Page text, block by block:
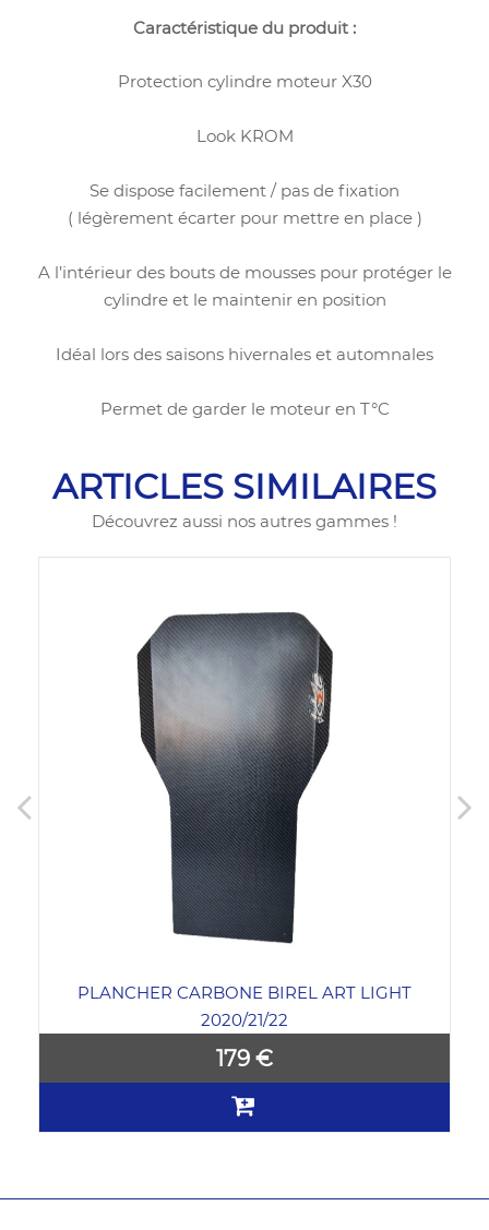
Caractéristique du produit :
Protection cylindre moteur X30
Look KROM
Se dispose facilement / pas de fixation
( légèrement écarter pour mettre en place )
A l’intérieur des bouts de mousses pour protéger le
cylindre et le maintenir en position
Idéal lors des saisons hivernales et automnales
Permet de garder le moteur en T°C
ARTICLES SIMILAIRES
Découvrez aussi nos autres gammes !
PLANCHER CARBONE BIREL ART LIGHT
2020/21/22
179 €